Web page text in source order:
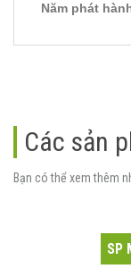
Năm phát
Các sản
SP